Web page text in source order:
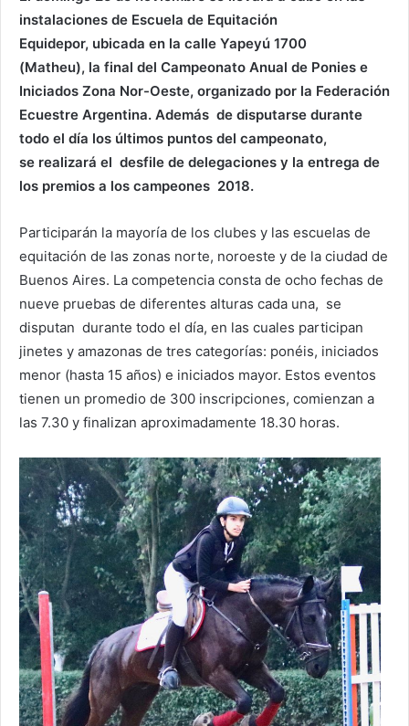
instalaciones de Escuela de Equitación
Equidepor, ubicada en la calle Yapeyú 1700
(Matheu), la final del Campeonato Anual de Ponies e
Iniciados Zona Nor-Oeste, organizado por la Federación
Ecuestre Argentina. Además de disputarse durante
todo el día los últimos puntos del campeonato,
se realizará el desfile de delegaciones y la entrega de
los premios a los campeones 2018.
Participarán la mayoría de los clubes y las escuelas de
equitación de las zonas norte, noroeste y de la ciudad de
Buenos Aires. La competencia consta de ocho fechas de
nueve pruebas de diferentes alturas cada una, se
disputan durante todo el día, en las cuales participan
jinetes y amazonas de tres categorías: ponéis, iniciados
menor (hasta 15 años) e iniciados mayor. Estos eventos
tienen un promedio de 300 inscripciones, comienzan a
las 7.30 y finalizan aproximadamente 18.30 horas.